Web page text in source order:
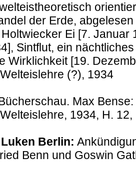
der Erde,
Ei [7.
Sintflut, ein
Wirklichkeit [19.
(?), 1934
Max
1934, H.
Berlin:
Benn und Goswin